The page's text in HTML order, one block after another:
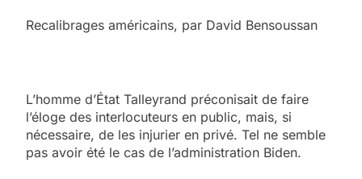
Recalibrages américains, par David Bensoussan
L’homme d’État Talleyrand préconisait de faire
l’éloge des interlocuteurs en public, mais, si
nécessaire, de les injurier en privé. Tel ne semble
pas avoir été le cas de l’administration Biden.